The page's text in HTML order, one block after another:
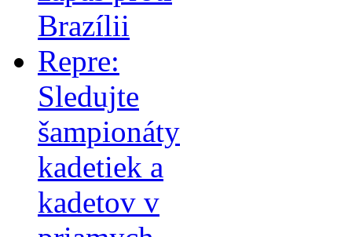
Brazílii
Repre:
Sledujte
šampionáty
kadetiek a
kadetov v